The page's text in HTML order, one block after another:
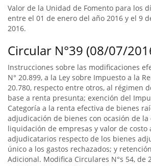
Valor de la Unidad de Fomento para los
entre el 01 de enero del año 2016 y el 9
2016.
Circular N°39 (08/07/
Instrucciones sobre las modificaciones
N° 20.899, a la Ley sobre Impuesto a la
20.780, respecto entre otros, al régimen
base a renta presunta; exención del
Categoría a la renta efectiva de bienes
adjudicación de bienes con ocasión de
liquidación de empresas y valor de costo
adjudicatarios respecto de los bienes
único a los gastos rechazados; y
Adicional. Modifica Circulares N°s 54, de